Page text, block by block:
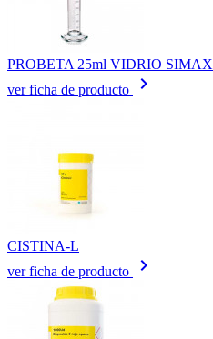
PROBETA 25ml VIDRIO SIMAX
ver ficha de producto
keyboard_arrow_right
CISTINA-L
ver ficha de producto
keyboard_arrow_right